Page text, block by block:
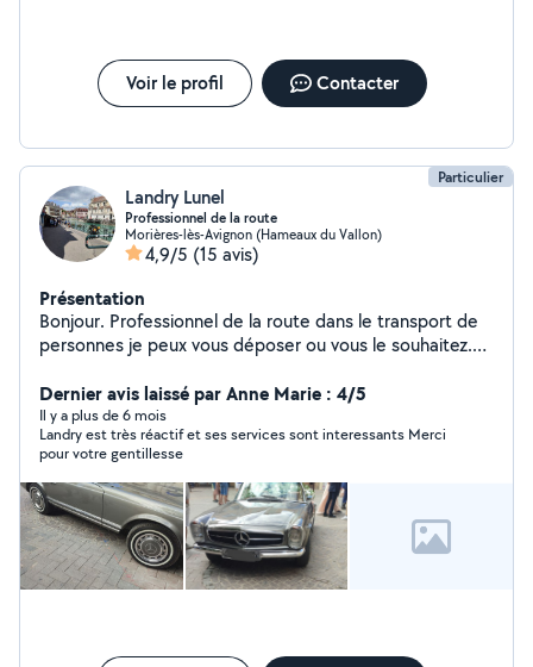
Voir le profil Contacter
Particulier
Landry Lunel
Professionnel de la route
Morières-lès-Avignon (Hameaux du Vallon)
4,9/5 (15 avis)
Présentation
Bonjour. Professionnel de la route dans le transport de
personnes je peux vous déposer ou vous le souhaitez.
Dernier avis laissé par Anne Marie : 4/5
Il y a plus de 6 mois
Landry est très réactif et ses services sont interessants Merci
pour votre gentillesse